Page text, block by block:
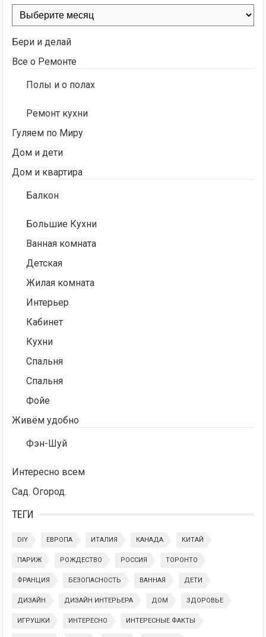
Архивы
Бери и делай
Все о Ремонте
Полы и о полах
Ремонт кухни
Гуляем по Миру
Дом и дети
Дом и квартира
Балкон
Большие Кухни
Ванная комната
Детская
Жилая комната
Интерьер
Кабинет
Кухни
Спальня
Спальня
Фойе
Живём удобно
Фэн-Шуй
Интересно всем
Сад. Огород.
ТЕГИ
DIY ЕВРОПА ИТАЛИЯ КАНАДА КИТАЙ
ПАРИЖ РОЖДЕСТВО РОССИЯ ТОРОНТО
ФРАНЦИЯ БЕЗОПАСНОСТЬ ВАННАЯ ДЕТИ
ДИЗАЙН ДИЗАЙН ИНТЕРЬЕРА ДОМ ЗДОРОВЬЕ
ИГРУШКИ ИНТЕРЕСНО ИНТЕРЕСНЫЕ ФАКТЫ